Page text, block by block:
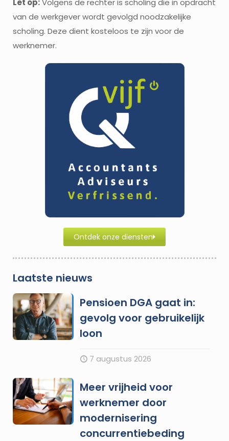
Let op:Volgens de rechter is scholing die in opdracht
van de werkgever wordt gevolgd noodzakelijke
scholing. Deze dient kosteloos te zijn voor de
werknemer.
Ontdek onze diensten
Laatste nieuws
Pensioen DGA gaat in:
gevolg voor gebruikelijk
loon
7 augustus 2026
Meer vrijheid voor
werknemer door
modernisering
concurrentiebeding